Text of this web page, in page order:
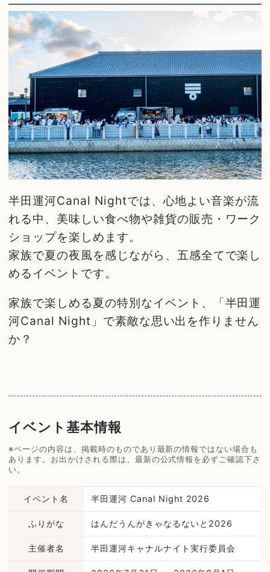
半田運河Canal Nightでは、心地よい音楽が流
れる中、美味しい食べ物や雑貨の販売・ワーク
ショップを楽しめます。
家族で夏の夜風を感じながら、五感全てで楽し
めるイベントです。
家族で楽しめる夏の特別なイベント、「半田運
河Canal Night」で素敵な思い出を作りません
か？
イベント基本情報
※ページの内容は、掲載時のものであり最新の情報ではない場合も
あります。お出かけされる際は、最新の公式情報を必ずご確認下さ
い。
イベント名 半田運河 Canal Night 2026
ふりがな はんだうんがきゃなるないと2026
主催者名 半田運河キャナルナイト実行委員会